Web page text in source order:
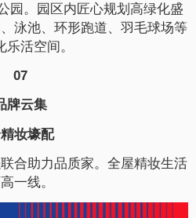
园。园区内匠心规划高绿化盛
泳池、环形跑道、羽毛球场等
乐活空间。
07
牌云集
妆壕配
合助力品质家。全屋精妆生活
一线。